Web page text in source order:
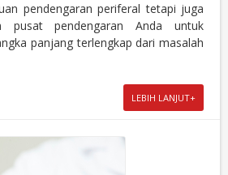
pendengaran periferal tetapi juga
pusat pendengaran Anda untuk
panjang terlengkap dari masalah
LEBIH LANJUT+